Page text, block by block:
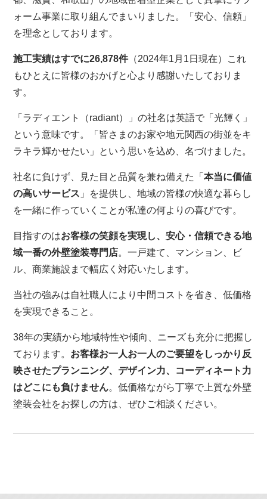
ォーム事業に取り組んでまいりました。「安心、信頼」
を理念としております。
施工実績はすでに26,878件（2024年1月1日現在）これ
もひとえに皆様のおかげと心より感謝いたしておりま
す。
「ラディエント（radiant）」の社名は英語で「光輝く」
という意味です。「皆さまのお家や地元関西の街並をキ
ラキラ輝かせたい」という思いを込め、名づけました。
社名に負けず、見た目と品質を兼ね備えた「本当に価値
の高いサービス 」を提供し、地域の皆様の快適な暮らし
を一緒に作っていくことが私達の何よりの喜びです。
目指すのはお客様の笑顔を実現し、安心・信頼できる地
域一番の外壁塗装専門店。一戸建て、マンション、ビ
ル、商業施設まで幅広く対応いたします。
当社の強みは自社職人により中間コストを省き、低価格
を実現できること。
38年の実績から地域特性や傾向、ニーズも充分に把握し
ております。 お客様お一人お一人のご要望をしっかり反
映させたプランニング、デザイン力、コーディネート力
はどこにも負けません。低価格ながら丁寧で上質な外壁
塗装会社をお探しの方は、ぜひご相談ください。